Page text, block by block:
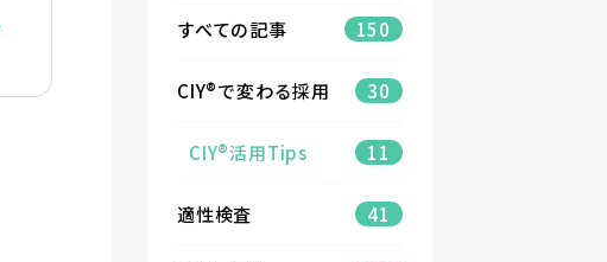
すべての記事 150
CIY®で変わる採用 30
CIY®活用Tips 11
適性検査 41